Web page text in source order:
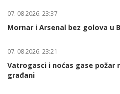
07. 08 2026. 23:37
Mornar i Arsenal bez golova u
07. 08 2026. 23:21
Vatrogasci i noćas gase požar
građani